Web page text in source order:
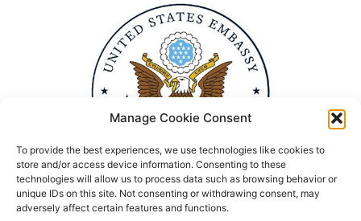
Manage Cookie Consent
To provide the best experiences, we use technologies like cookies to
store and/or access device information. Consenting to these
technologies will allow us to process data such as browsing behavior or
unique IDs on this site. Not consenting or withdrawing consent, may
adversely affect certain features and functions.